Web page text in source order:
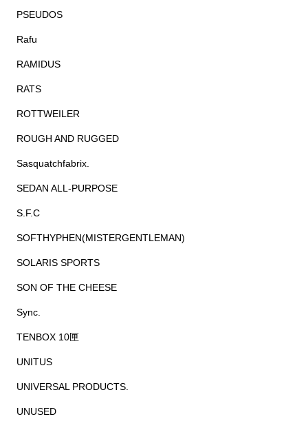
PSEUDOS
Rafu
RAMIDUS
RATS
ROTTWEILER
ROUGH AND RUGGED
Sasquatchfabrix.
SEDAN ALL-PURPOSE
S.F.C
SOFTHYPHEN(MISTERGENTLEMAN)
SOLARIS SPORTS
SON OF THE CHEESE
Sync.
TENBOX 10匣
UNITUS
UNIVERSAL PRODUCTS.
UNUSED